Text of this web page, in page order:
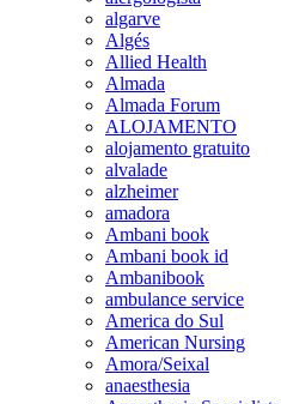
algarve
Algés
Allied Health
Almada
Almada Forum
ALOJAMENTO
alojamento gratuito
alvalade
alzheimer
amadora
Ambani book
Ambani book id
Ambanibook
ambulance service
America do Sul
American Nursing
Amora/Seixal
anaesthesia